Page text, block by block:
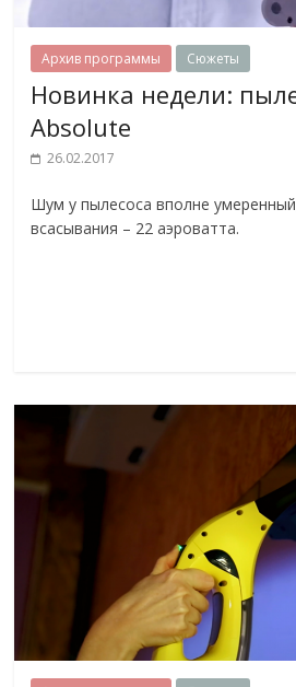
Архив программы Сюжеты
Новинка недели:
Absolute
26.02.2017
Шум у пылесоса вполне
всасывания – 22 аэроватта.